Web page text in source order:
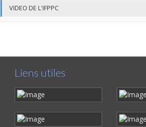
VIDEO DE L'IFPPC
Liens utiles